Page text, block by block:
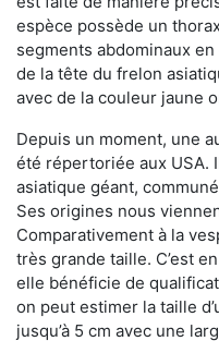
espèce possède un
segments abdominaux
de la tête du frelon
avec de la couleur jaune
Depuis un moment, une
été répertoriée aux USA.
asiatique géant,
Ses origines nous
Comparativement à la
très grande taille. C’est
elle bénéficie de
on peut estimer la taille
jusqu’à 5 cm avec une